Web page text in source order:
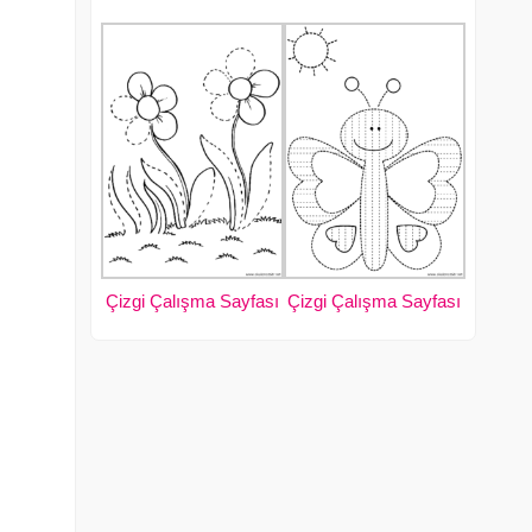
Çizgi Çalışma Sayfası Çizgi Çalışma Sayfası